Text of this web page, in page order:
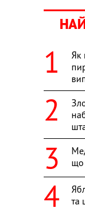
Як
що
та